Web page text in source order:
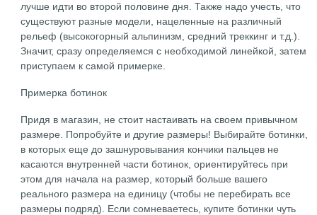
лучше идти во второй половине дня. Также надо учесть, что
существуют разные модели, нацеленные на различный
рельеф (высокогорный альпинизм, средний треккинг и т.д.).
Значит, сразу определяемся с необходимой линейкой, затем
приступаем к самой примерке.
Примерка ботинок
Придя в магазин, не стоит настаивать на своем привычном
размере. Попробуйте и другие размеры! Выбирайте ботинки,
в которых еще до зашнуровывания кончики пальцев не
касаются внутренней части ботинок, ориентируйтесь при
этом для начала на размер, который больше вашего
реального размера на единицу (чтобы не перебирать все
размеры подряд). Если сомневаетесь, купите ботинки чуть